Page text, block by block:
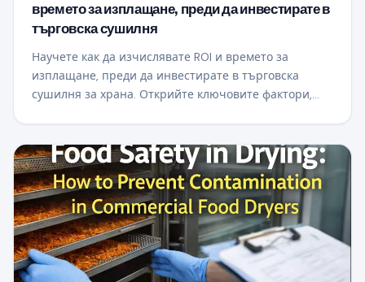
времето за изплащане, преди да инвестирате в
търговска сушилня
Научете как да изчислявате ROI и времето за
изплащане, преди да инвестирате в търговска
сушилня за храна. Открийте ключовите фактори,
решение за инвестиция в сушилно оборудване.